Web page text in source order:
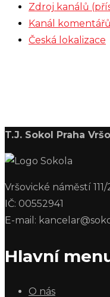
Zdroj kanálů
Kanál komentářů
Česká lokalizace
T.J. Sokol Praha
Vršovické náměstí 111/
IČ: 00552941
E-mail:
Hlavní
O nás